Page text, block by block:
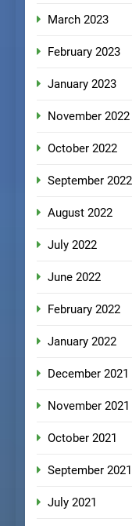
March 2023
February 2023
January 2023
November 2022
October 2022
September 2022
August 2022
July 2022
June 2022
February 2022
January 2022
December 2021
November 2021
October 2021
September 2021
July 2021